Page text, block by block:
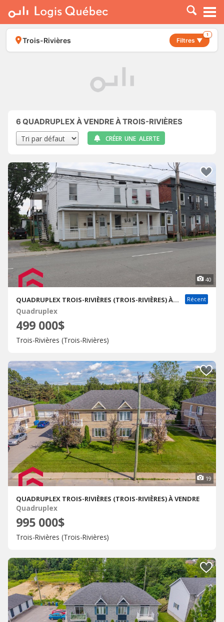
À LOUER
À VENDRE
PLACER UNE ANNONCE
Trois-Rivières Filtres ▼
1
6 QUADRUPLEX À VENDRE À TROIS-RIVIÈRES
CRÉER UNE ALERTE
40
QUADRUPLEX TROIS-RIVIÈRES (TROIS-RIVIÈRES) À VENDRE Récent
Quadruplex
499 000$
Trois-Rivières (Trois-Rivières)
19
QUADRUPLEX TROIS-RIVIÈRES (TROIS-RIVIÈRES) À VENDRE
Quadruplex
995 000$
Trois-Rivières (Trois-Rivières)